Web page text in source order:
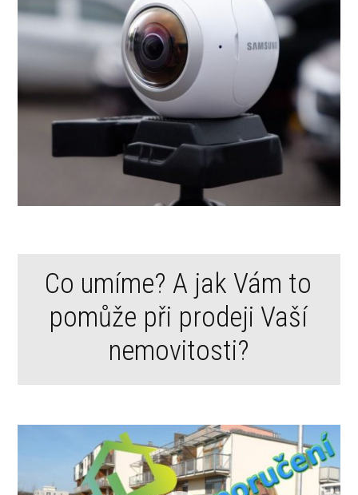
Co umíme? A jak Vám to
pomůže při prodeji Vaší
nemovitosti?